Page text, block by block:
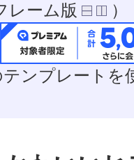
レーム版
）
テンプレート